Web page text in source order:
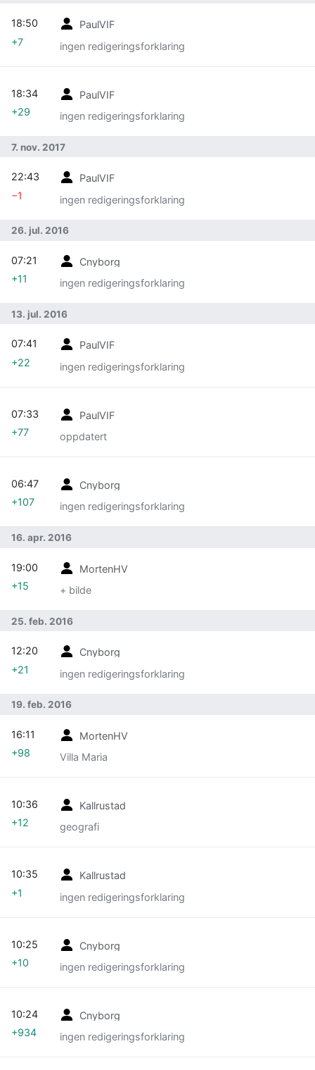
PaulVIF
ingen redigeringsforklaring
18:50
+7
PaulVIF
ingen redigeringsforklaring
18:34
+29
7. nov. 2017
PaulVIF
ingen redigeringsforklaring
22:43
−1
26. jul. 2016
Cnyborg
ingen redigeringsforklaring
07:21
+11
13. jul. 2016
PaulVIF
ingen redigeringsforklaring
07:41
+22
PaulVIF
oppdatert
07:33
+77
Cnyborg
ingen redigeringsforklaring
06:47
+107
16. apr. 2016
MortenHV
+ bilde
19:00
+15
25. feb. 2016
Cnyborg
ingen redigeringsforklaring
12:20
+21
19. feb. 2016
MortenHV
Villa Maria
16:11
+98
Kallrustad
geografi
10:36
+12
Kallrustad
ingen redigeringsforklaring
10:35
+1
Cnyborg
ingen redigeringsforklaring
10:25
+10
Cnyborg
ingen redigeringsforklaring
10:24
+934